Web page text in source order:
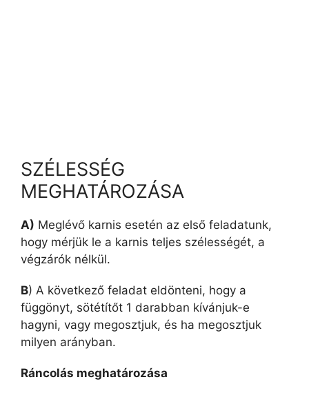
SZÉLESSÉG
MEGHATÁROZÁSA
A) Meglévő karnis esetén az első feladatunk,
hogy mérjük le a karnis teljes szélességét, a
végzárók nélkül.
B) A következő feladat eldönteni, hogy a
függönyt, sötétítőt 1 darabban kívánjuk-e
hagyni, vagy megosztjuk, és ha megosztjuk
milyen arányban.
Ráncolás meghatározása